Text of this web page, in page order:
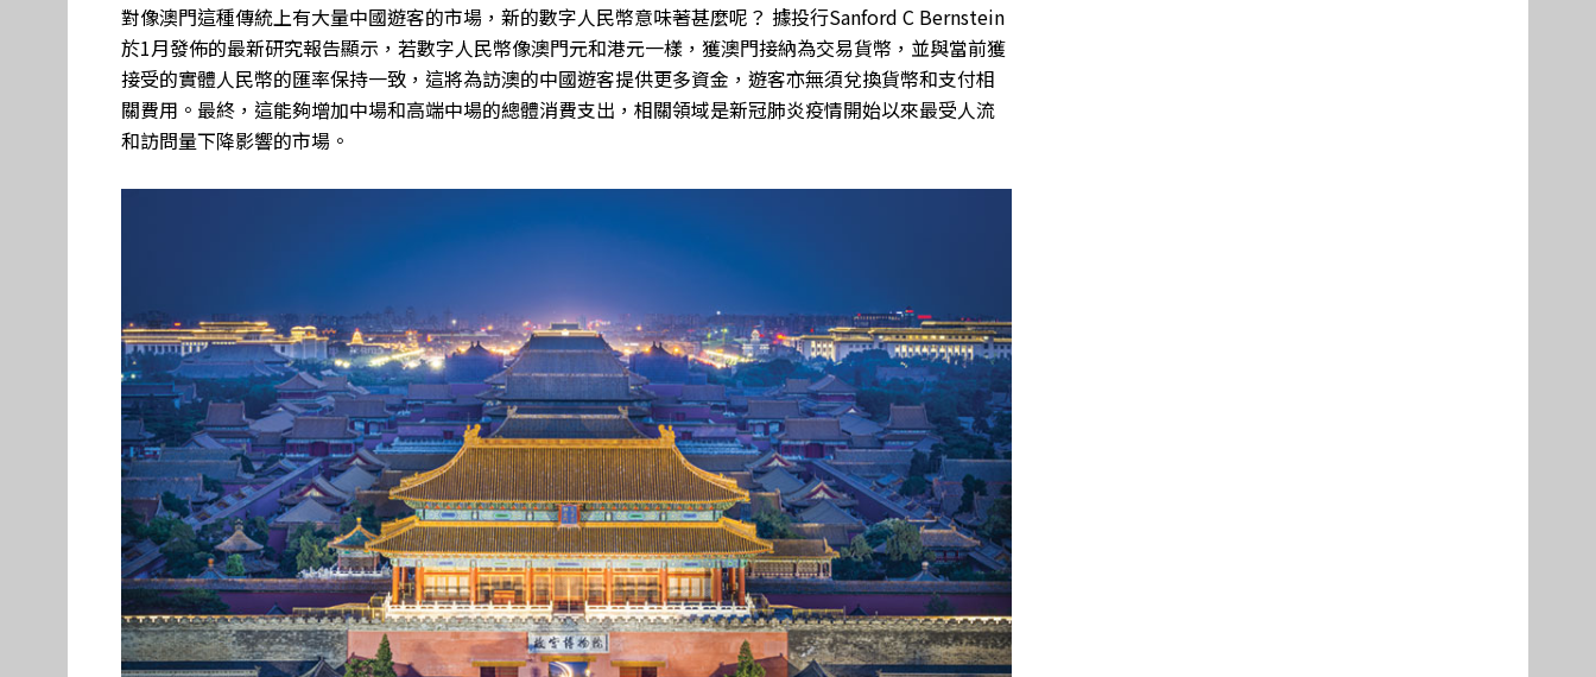
對像澳門這種傳統上有大量中國遊客的市場，新的數字人民幣意味著甚麼呢？ 據投行Sanford C Bernstein
於1月發佈的最新研究報告顯示，若數字人民幣像澳門元和港元一樣，獲澳門接納為交易貨幣，並與當前獲
接受的實體人民幣的匯率保持一致，這將為訪澳的中國遊客提供更多資金，遊客亦無須兌換貨幣和支付相
關費用。最終，這能夠增加中場和高端中場的總體消費支出，相關領域是新冠肺炎疫情開始以來最受人流
和訪問量下降影響的市場。